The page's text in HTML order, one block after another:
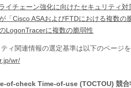
イチェーン強化に向けたセキュリティ
が「Cisco ASAおよびFTDにおける複数
LogonTracerに複数の脆弱性
ィ関連情報の選定基準は以下のページを
wr/
of-check Time-of-use (TOCTOU) 競合